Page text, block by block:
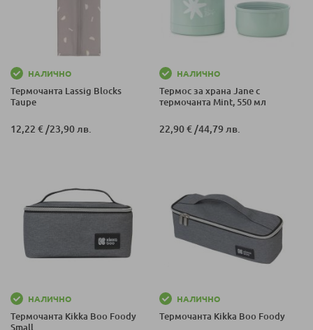
НАЛИЧНО
Термочанта Lassig Blocks
Taupe
12,22 €/23,90 лв.
НАЛИЧНО
Термос за храна Jane с
термочанта Mint, 550 мл
22,90 €/44,79 лв.
НАЛИЧНО
Термочанта Kikka Boo Foody
Small
НАЛИЧНО
Термочанта Kikka Boo Foody